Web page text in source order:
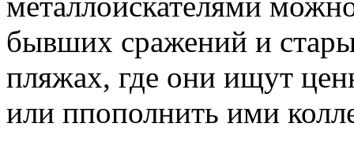
бывших сражений и
пляжах, где они ищут
или ппополнить ими